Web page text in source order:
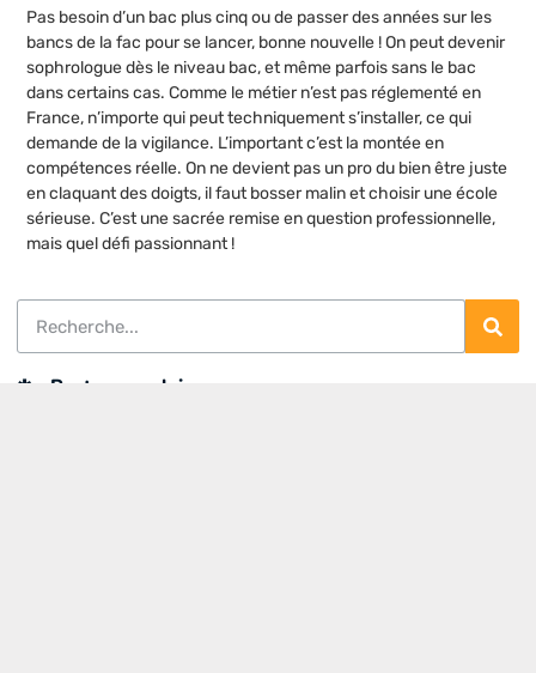
Pas besoin d’un bac plus cinq ou de passer des années sur les
bancs de la fac pour se lancer, bonne nouvelle ! On peut devenir
sophrologue dès le niveau bac, et même parfois sans le bac
dans certains cas. Comme le métier n’est pas réglementé en
France, n’importe qui peut techniquement s’installer, ce qui
demande de la vigilance. L’important c’est la montée en
compétences réelle. On ne devient pas un pro du bien être juste
en claquant des doigts, il faut bosser malin et choisir une école
sérieuse. C’est une sacrée remise en question professionnelle,
mais quel défi passionnant !
Postes populaires